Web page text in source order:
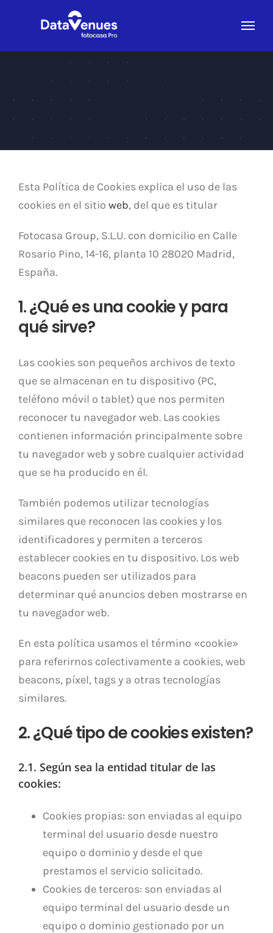
Esta Política de Cookies explica el uso de las
cookies en el sitio web, del que es titular
Fotocasa Group, S.L.U. con domicilio en Calle
Rosario Pino, 14-16, planta 10 28020 Madrid,
España.
1. ¿Qué es una cookie y para
qué sirve?
Las cookies son pequeños archivos de texto
que se almacenan en tu dispositivo (PC,
teléfono móvil o tablet) que nos permiten
reconocer tu navegador web. Las cookies
contienen información principalmente sobre
tu navegador web y sobre cualquier actividad
que se ha producido en él.
También podemos utilizar tecnologías
similares que reconocen las cookies y los
identificadores y permiten a terceros
establecer cookies en tu dispositivo. Los web
beacons pueden ser utilizados para
determinar qué anuncios deben mostrarse en
tu navegador web.
En esta política usamos el término «cookie»
para referirnos colectivamente a cookies, web
beacons, píxel, tags y a otras tecnologías
similares.
2. ¿Qué tipo de cookies existen?
2.1. Según sea la entidad titular de las
cookies:
Cookies propias: son enviadas al equipo
terminal del usuario desde nuestro
equipo o dominio y desde el que
prestamos el servicio solicitado.
Cookies de terceros: son enviadas al
equipo terminal del usuario desde un
equipo o dominio gestionado por un